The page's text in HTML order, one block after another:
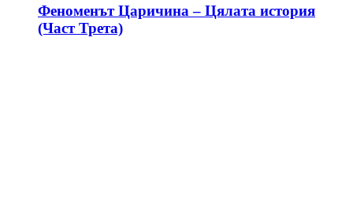
Феноменът Царичина – Цялата история
(Част Трета)